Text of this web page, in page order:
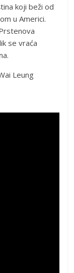
koji beži od
u Americi.
se vraća
Leung